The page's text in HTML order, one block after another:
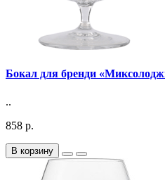
Бокал для бренди
..
858 р.
В корзину